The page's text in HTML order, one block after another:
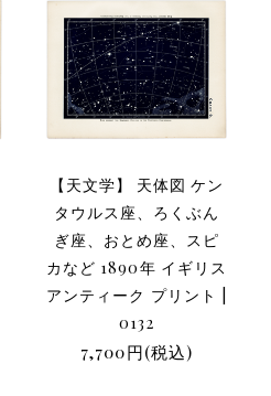
【天文学】 天体図 ケン
タウルス座、ろくぶん
ぎ座、おとめ座、スピ
カなど 1890年 イギリス
アンティーク プリント |
0132
7,700円(税込)